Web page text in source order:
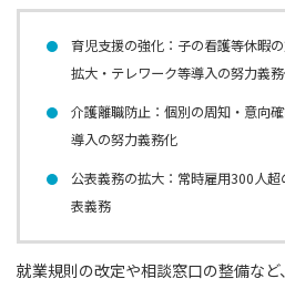
育児支援の強化：子の看護等休暇
拡大・テレワーク等導入の努力義
介護離職防止：個別の周知・意向
導入の努力義務化
公表義務の拡大：常時雇用300人
表義務
就業規則の改定や相談窓口の整備な